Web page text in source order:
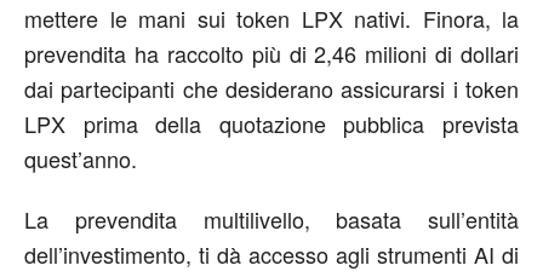
mettere le mani sui token LPX nativi. Finora, la
prevendita ha raccolto più di 2,46 milioni di dollari
dai partecipanti che desiderano assicurarsi i token
LPX prima della quotazione pubblica prevista
quest’anno.
La prevendita multilivello, basata sull’entità
dell’investimento, ti dà accesso agli strumenti AI di